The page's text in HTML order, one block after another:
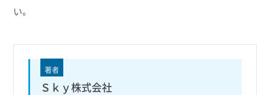
い。
著者
Ｓｋｙ株式会社